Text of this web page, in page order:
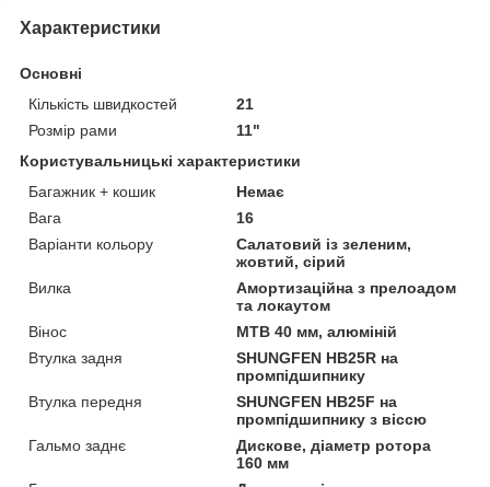
Характеристики
Основні
Кількість швидкостей
21
Розмір рами
11"
Користувальницькі характеристики
Багажник + кошик
Немає
Вага
16
Варіанти кольору
Салатовий із зеленим,
жовтий, сірий
Вилка
Амортизаційна з прелоадом
та локаутом
Вінос
МТВ 40 мм, алюміній
Втулка задня
SHUNGFEN HB25R на
промпідшипнику
Втулка передня
SHUNGFEN HB25F на
промпідшипнику з віссю
Гальмо заднє
Дискове, діаметр ротора
160 мм